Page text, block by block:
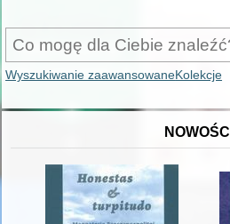
Wyszukiwanie zaawansowaneKolekcje
NOWOŚCI